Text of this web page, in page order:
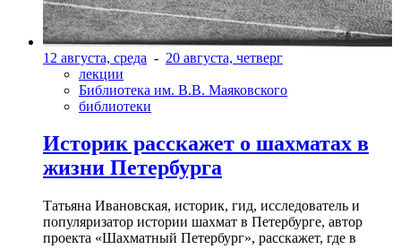
12 августа, среда - 20 августа, четверг
лекции
Библиотека им. В.В. Маяковского
библиотеки
Историк расскажет о шахматах в
жизни Петербурга
Татьяна Ивановская, историк, гид, исследователь и
популяризатор истории шахмат в Петербурге, автор
проекта «Шахматный Петербург», расскажет, где в